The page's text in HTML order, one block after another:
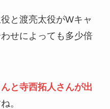
と渡亮太役がWキャ
せによっても多少倍
と寺西拓人さんが出
。